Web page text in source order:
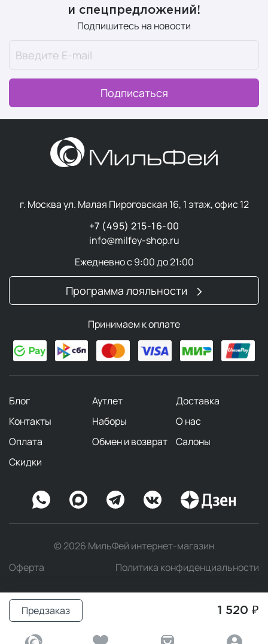
Предзаказ 1 520 ₽
и спецпредложений!
Подпишитесь на новости
Подписаться
г. Москва ул. Малая Пироговская 16, 1 этаж, офис 12
+7 (495) 215-16-00
info@milfey-shop.ru
Ежедневно с 9:00 до 21:00
Программа лояльности
Принимаем к оплате
Блог Аутлет
Доставка
Контакты
Наборы
О нас
Оплата
Обмен и возврат
Салоны
Скидки
© 2026 МильФей интернет-магазин
Оферта
Политика конфиденциальности